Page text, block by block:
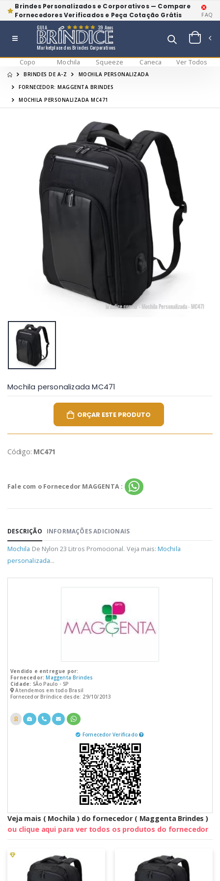
Brindes Personalizados e Corporativos — Compare
Fornecedores Verificados e Peça Cotação Grátis
FAQ
Marketplace dos Brindes Corporativos
GUIA 39 Anos
Copo Mochila Squeeze Caneca Ver Todos
BRINDES DE A-Z
MOCHILA PERSONALIZADA
FORNECEDOR: MAGGENTA BRINDES
MOCHILA PERSONALIZADA MC471
Mochila personalizada MC471
ORÇAR ESTE PRODUTO
Código: MC471
Fale com o Fornecedor MAGGENTA :
DESCRIÇÃO INFORMAÇÕES ADICIONAIS
Mochila De Nylon 23 Litros Promocional. Veja mais:Mochila
personalizada...
Vendido e entregue por:
Fornecedor: Maggenta Brindes
Cidade: SÃo Paulo - SP
Atendemos em todo Brasil
Fornecedor Bríndice desde: 29/10/2013
Fornecedor Verificado
Veja mais ( Mochila ) do fornecedor ( Maggenta Brindes )
ou clique aqui para ver todos os produtos do fornecedor